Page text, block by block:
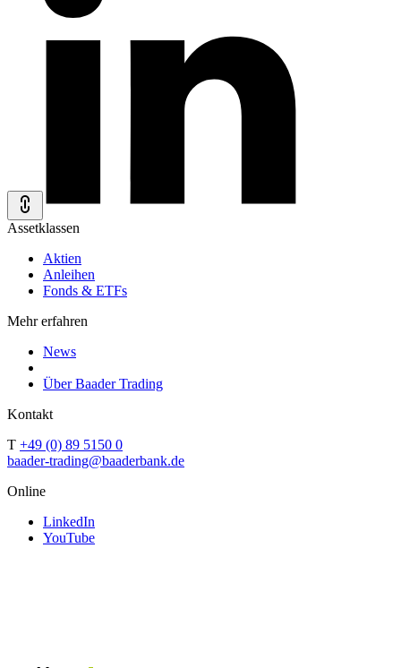
Assetklassen
Aktien
Anleihen
Fonds & ETFs
Mehr erfahren
News
Über Baader Trading
Kontakt
T +49 (0) 89 5150 0
baader-trading@baaderbank.de
Online
LinkedIn
YouTube